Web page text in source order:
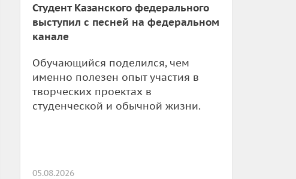
Студент Казанского федерального
выступил с песней на федеральном
канале
Обучающийся поделился, чем
именно полезен опыт участия в
творческих проектах в
студенческой и обычной жизни.
05.08.2026